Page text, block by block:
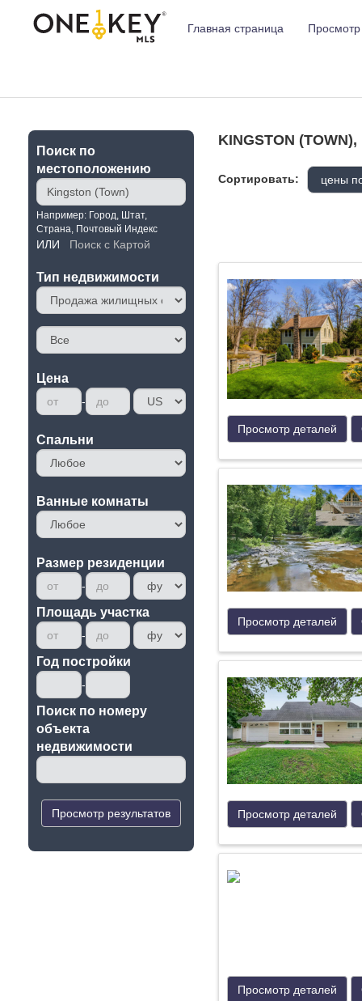
Главная страница Просмотр
Поиск по
местоположению
Например: Город, Штат,
Страна, Почтовый Индекс
ИЛИ Поиск с Картой
Тип недвижимости
Цена
Cпальни
Ванные комнаты
Размер резиденции
Площадь участка
Год постройки
Поиск по номеру
oбъекта
недвижимости
Просмотр результатов
KINGSTON
Сортировать:
Просмотр деталей
Просмотр деталей
Просмотр деталей
Просмотр деталей